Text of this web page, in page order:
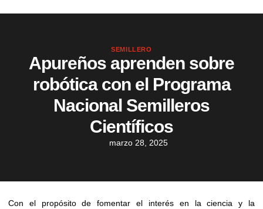
SEMILLERO
Apureños aprenden sobre
robótica con el Programa
Nacional Semilleros
Científicos
marzo 28, 2025
Con el propósito de fomentar el interés en la ciencia y la